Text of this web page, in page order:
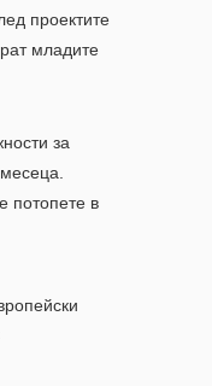
проектите
младите
за
потопете в